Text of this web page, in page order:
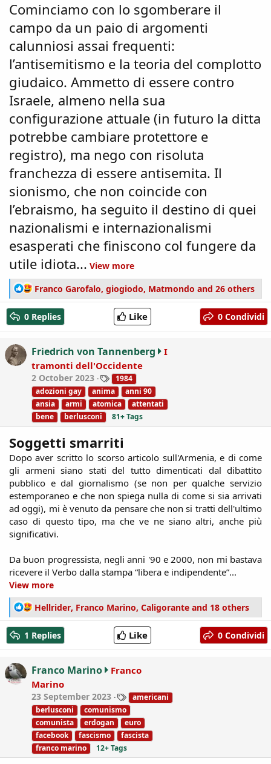
Cominciamo con lo sgomberare il
campo da un paio di argomenti
calunniosi assai frequenti:
l’antisemitismo e la teoria del complotto
giudaico. Ammetto di essere contro
Israele, almeno nella sua
configurazione attuale (in futuro la ditta
potrebbe cambiare protettore e
registro), ma nego con risoluta
franchezza di essere antisemita. Il
sionismo, che non coincide con
l’ebraismo, ha seguito il destino di quei
nazionalismi e internazionalismi
esasperati che finiscono col fungere da
utile idiota... View more
R
e
a
c
t
i
o
n
s
:
Franco Garofalo, giogiodo, Matmondo and 26 others
0 Replies Like 0 Condividi
Friedrich von Tannenberg
I
tramonti dell'Occidente
2 October 2023
T
a
g
s
1984
adozioni gay
anima
anni 90
ansia
armi atomica
attentati
bene
berlusconi 81+ Tags
Soggetti smarriti
Dopo aver scritto lo scorso articolo sull'Armenia, e di come
gli armeni siano stati del tutto dimenticati dal dibattito
pubblico e dal giornalismo (se non per qualche servizio
estemporaneo e che non spiega nulla di come si sia arrivati
ad oggi), mi è venuto da pensare che non si tratti dell'ultimo
caso di questo tipo, ma che ve ne siano altri, anche più
significativi.
Da buon progressista, negli anni '90 e 2000, non mi bastava
ricevere il Verbo dalla stampa “libera e indipendente”...​
View more
R
e
a
c
t
i
o
n
s
Hellrider, Franco Marino, Caligorante and 18 others
1 Replies Like 0 Condividi
Franco Marino
Franco
Marino
23 September 2023
T
a
g
s
americani
berlusconi
comunismo
comunista
erdogan
euro
facebook
fascismo
fascista
franco marino
12+ Tags